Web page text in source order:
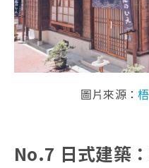
圖片來源：
No.7 日式建築